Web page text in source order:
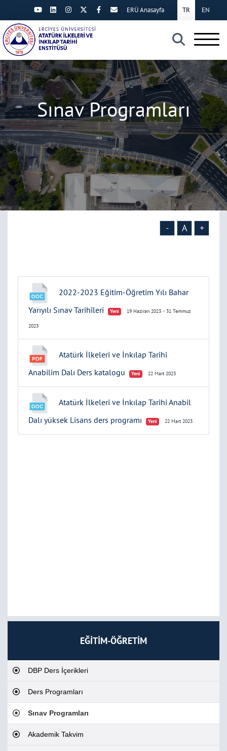
×
TR EN
ERÜ Anasayfa
Sınav Programları
EĞİTİM-ÖĞRETİM
DBP Ders İçerikleri
Ders Programları
Sınav Programları
Akademik Takvim
- A +
2022-2023 Eğitim-Öğretim Yılı Bahar
Yarıyılı Sınav Tarihîleri
Yeni 19 Haziran 2023 - 31 Temmuz
2023
Atatürk İlkeleri ve İnkılap Tarihi
Anabilim Dalı Ders katalogu
Yeni 22 Mart 2023
Atatürk İlkeleri ve İnkılap Tarihi Anabil
Dalı yüksek Lisans ders programı
Yeni 22 Mart 2023